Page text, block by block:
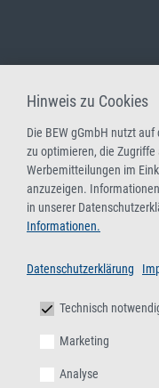
Hinweis zu Cookies
Die BEW gGmbH nutzt
zu optimieren, die
Werbemitteilungen im
anzuzeigen.
in unserer
Informationen.
Datenschutzerklärung
Technisch
Marketing
Analyse